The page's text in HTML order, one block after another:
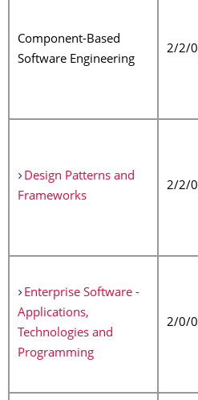
Component-Based
Software Engineering
2/2/0
Design Patterns and
Frameworks
2/2/0
Enterprise Software -
Applications,
Technologies and
Programming
2/0/0